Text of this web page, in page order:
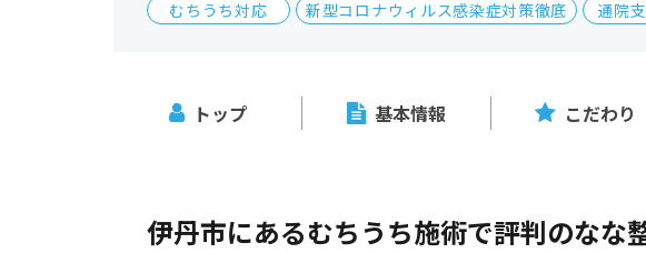
むちうち対応 新型コロナウィルス感染症対策徹底 通院
トップ 基本情報 こだわり
伊丹市にあるむちうち施術で評判のなな